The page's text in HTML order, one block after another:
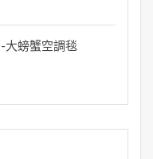
大螃蟹空調毯